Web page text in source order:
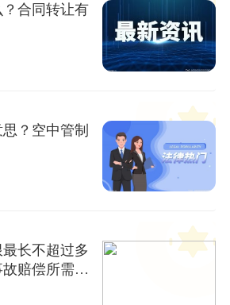
合同转让有
？空中管制
长不超过多
赔偿所需的